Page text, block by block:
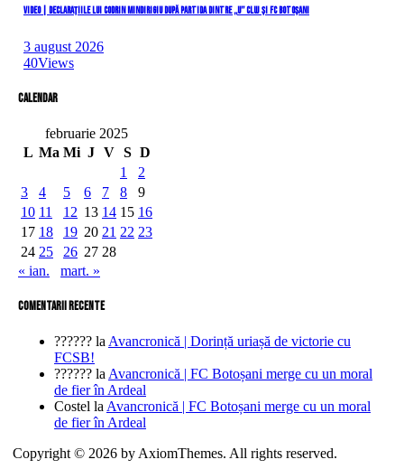
VIDEO | Declarațiile lui Codrin Mindirigiu după partida dintre „U” Cluj și FC Botoșani
3 august 2026
40Views
Calendar
februarie 2025
L Ma Mi J V S D
1
2
3
4 5 6 7 8
9
10 11 12 13 14 15 16
17 18 19 20 21 22 23
24 25 26 27 28
« ian.
mart. »
comentarii recente
?????? la Avancronică | Dorință uriașă de victorie cu
FCSB!
?????? la Avancronică | FC Botoșani merge cu un moral
de fier în Ardeal
Costel la Avancronică | FC Botoșani merge cu un moral
de fier în Ardeal
Copyright © 2026 by AxiomThemes. All rights reserved.